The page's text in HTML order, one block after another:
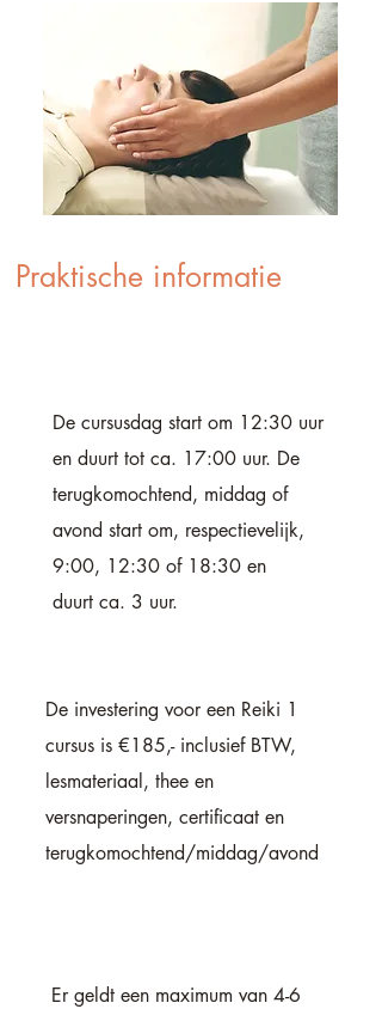
Praktische informatie
De cursusdag start om 12:30 uur
en duurt tot ca. 17:00 uur. De
terugkomochtend, middag of
avond start om, respectievelijk,
9:00, 12:30 of 18:30 en
duurt ca. 3 uur.
De investering voor een Reiki 1
cursus is €185,- inclusief BTW,
lesmateriaal, thee en
versnaperingen, certificaat en
terugkomochtend/middag/avond
Er geldt een maximum van 4-6